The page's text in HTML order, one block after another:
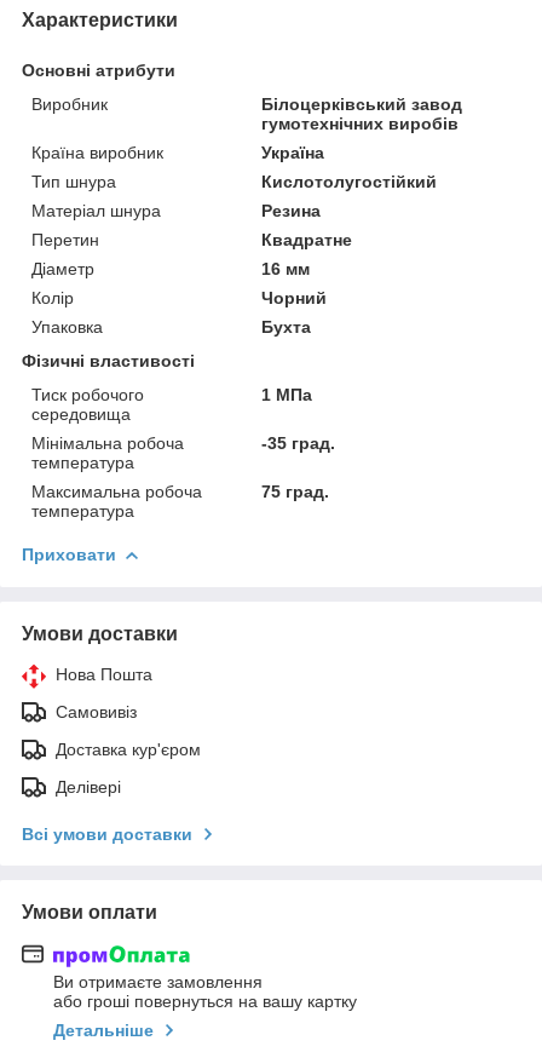
Характеристики
Основні атрибути
Виробник
Білоцерківський завод
гумотехнічних виробів
Країна виробник
Україна
Тип шнура
Кислотолугостійкий
Матеріал шнура
Резина
Перетин
Квадратне
Діаметр
16 мм
Колір
Чорний
Упаковка
Бухта
Фізичні властивості
Тиск робочого
середовища
1 МПа
Мінімальна робоча
температура
-35 град.
Максимальна робоча
температура
75 град.
Приховати
Умови доставки
Нова Пошта
Самовивіз
Доставка кур'єром
Делівері
Всі умови доставки
Умови оплати
Ви отримаєте замовлення
або гроші повернуться на вашу картку
Детальніше